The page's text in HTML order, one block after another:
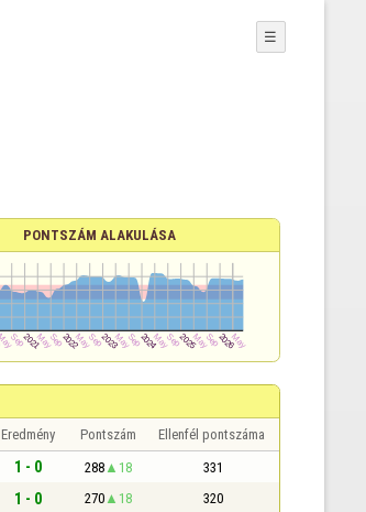
☰
PONTSZÁM ALAKULÁSA
Eredmény Pontszám Ellenfél pontszáma
1 - 0 288 18 331
1 - 0 270 18 320